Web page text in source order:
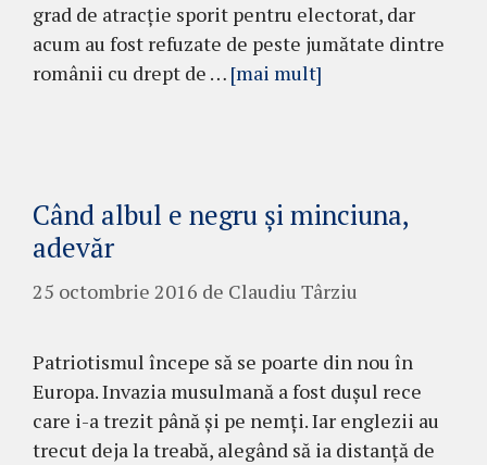
grad de atrac­ţie sporit pen­tru elec­torat, dar
acum au fost refuzate de peste jumătate dintre
româ­nii cu drept de … [mai mult]
Când albul e negru şi minciuna,
adevăr
25 octombrie 2016 de Claudiu Târziu
Patriotismul începe să se poarte din nou în
Europa. Invazia musulmană a fost duşul rece
care i-a trezit până şi pe nemţi. Iar englezii au
trecut deja la treabă, alegând să ia distanţă de